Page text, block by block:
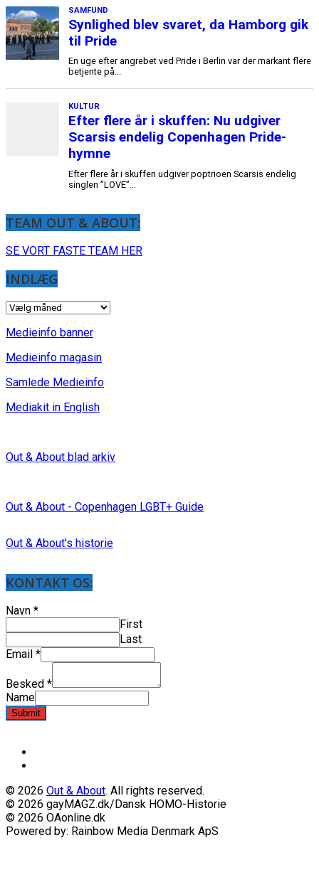
TEAM OUT & ABOUT:
SE VORT FASTE TEAM HER
INDLÆG
INDLÆG
Medieinfo banner
Medieinfo magasin
Samlede Medieinfo
Mediakit in English
Out & About blad arkiv
Out & About - Copenhagen LGBT+ Guide
Out & About's historie
KONTAKT OS:
Navn *
First
Last
Email *
Besked *
Name
Submit
© 2026 Out & About. All rights reserved.
© 2026 gayMAGZ.dk/Dansk HOMO-Historie
© 2026 OAonline.dk
Powered by: Rainbow Media Denmark ApS